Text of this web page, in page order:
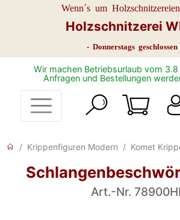
Wenn´s um Holzschnitzereien
Holzschnitzerei
- Donnerstags geschlossen
Wir machen Betriebsurlaub vom
Anfragen und Bestellungen
Krippenfiguren Modern Komet
Art.-Nr.